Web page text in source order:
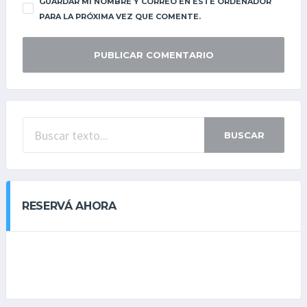
PARA LA PRÓXIMA VEZ QUE COMENTE.
BUSCAR
RESERVÁ AHORA